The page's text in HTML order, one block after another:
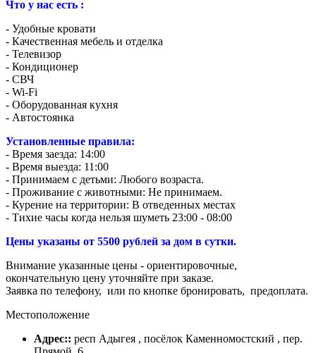
Что у нас есть :
- Удобные кровати
- Качественная мебель и отделка
- Телевизор
- Кондиционер
- СВЧ
- Wi-Fi
- Оборудованная кухня
- Автостоянка
Установленные правила:
- Время заезда: 14:00
- Время выезда: 11:00
- Принимаем с детьми: Любого возраста.
- Проживание с животными: Не принимаем.
- Курение на территории: В отведенных местах
- Тихие часы когда нельзя шуметь 23:00 - 08:00
Цены указаны от 5500 рублей за дом в сутки.
Внимание указанные цены - ориентировочные,
окончательную цену уточняйте при заказе.
Заявка по телефону, или по кнопке бронировать, предоплата.
Местоположение
Адрес:: респ Адыгея , посёлок Каменномостский , пер.